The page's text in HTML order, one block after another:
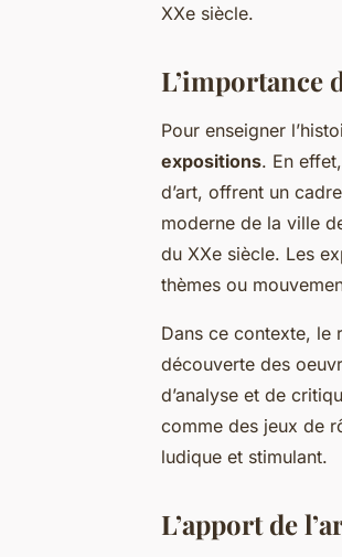
XXe siècle.
L’importance
Pour enseigner
expositions. En
d’art, offrent un
moderne de la ville
du XXe siècle. Les
thèmes ou
Dans ce contexte, le
découverte des
d’analyse et de
comme des jeux de
ludique et stimulant.
L’apport de